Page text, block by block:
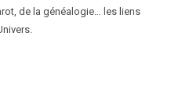
de la généalogie… les liens